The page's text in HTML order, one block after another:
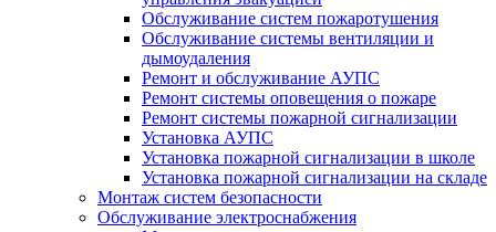
Обслуживание систем пожаротушения
Обслуживание системы вентиляции и
дымоудаления
Ремонт и обслуживание АУПС
Ремонт системы оповещения о пожаре
Ремонт системы пожарной сигнализации
Установка АУПС
Установка пожарной сигнализации в школе
Установка пожарной сигнализации на складе
Монтаж систем безопасности
Обслуживание электроснабжения